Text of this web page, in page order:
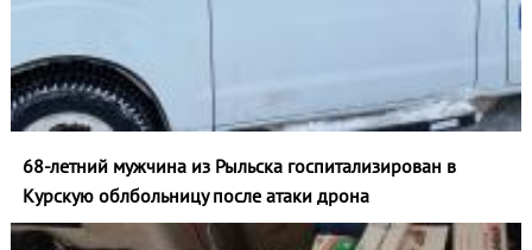
68-летний мужчина из Рыльска госпитализирован в
Курскую облбольницу после атаки дрона